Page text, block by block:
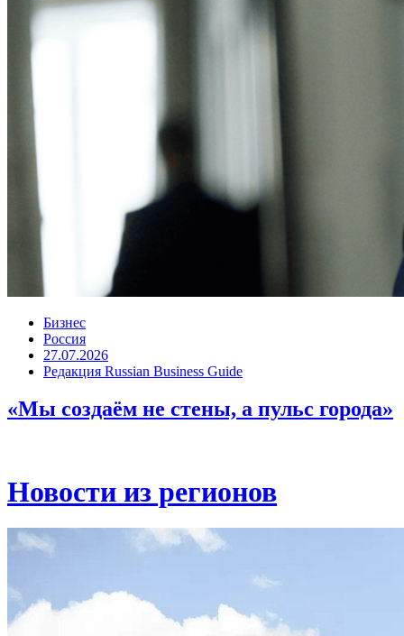
Бизнес
Россия
27.07.2026
Редакция Russian Business Guide
«Мы создаём не стены, а пульс города»
Новости из регионов